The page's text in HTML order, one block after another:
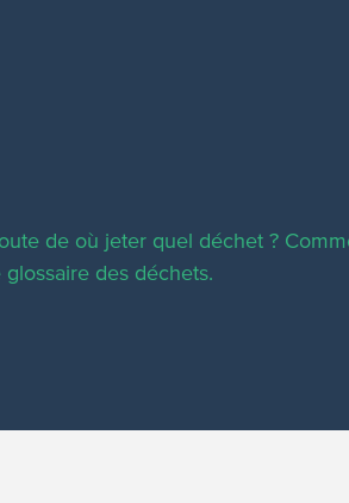
de où jeter quel déchet ?
des déchets.